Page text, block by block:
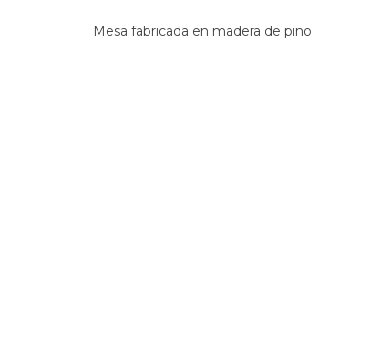
Mesa fabricada en madera de pino.